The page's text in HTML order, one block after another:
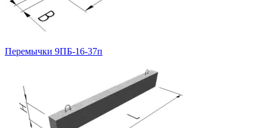
Перемычки 9ПБ-16-37п